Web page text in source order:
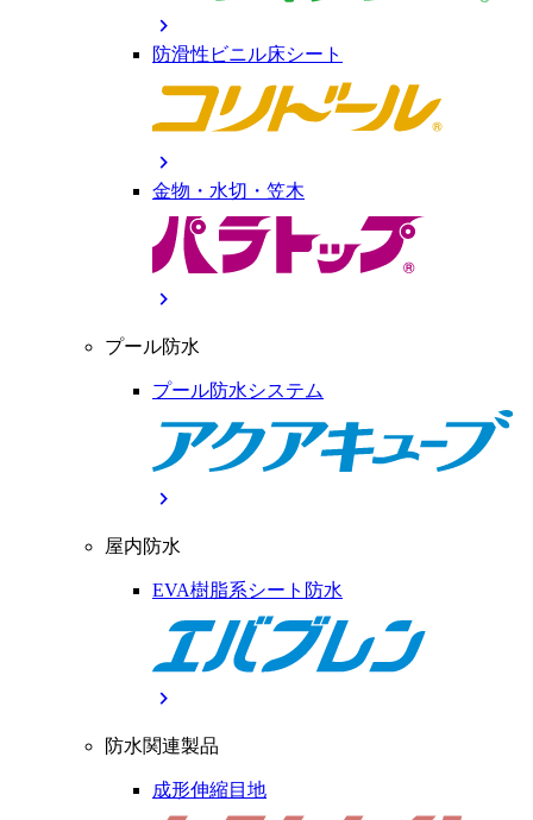
chevron_right
防滑性ビニル床シート
chevron_right
金物・水切・笠木
chevron_right
プール防水
プール防水システム
chevron_right
屋内防水
EVA樹脂系シート防水
chevron_right
防水関連製品
成形伸縮目地